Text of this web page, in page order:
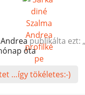
publikálta ezt:
óta
…így tökéletes:-)